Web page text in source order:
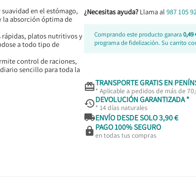
en el estómago,
la absorción óptima de
rápidas, platos nutritivos y
a todo tipo de
control de raciones,
sencillo para toda la
¿Necesitas ayuda? Llama al 987 105
Comprando este producto ganara0,49
programa de fidelización. Su carrito
TRANSPORTE GRATIS EN
* Aplicable a pedidos de más de
DEVOLUCIÓN GARANTIZADA *
* 14 días naturales
ENVÍO DESDE SOLO 3,90 €
 PAGO 100% SEGURO
en todas tus compras